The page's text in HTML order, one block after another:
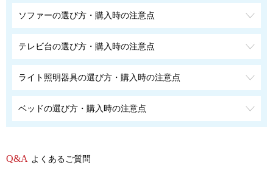
ソファーの選び方・購入時の注意点
テレビ台の選び方・購入時の注意点
ライト照明器具の選び方・購入時の注意点
ベッドの選び方・購入時の注意点
よくあるご質問